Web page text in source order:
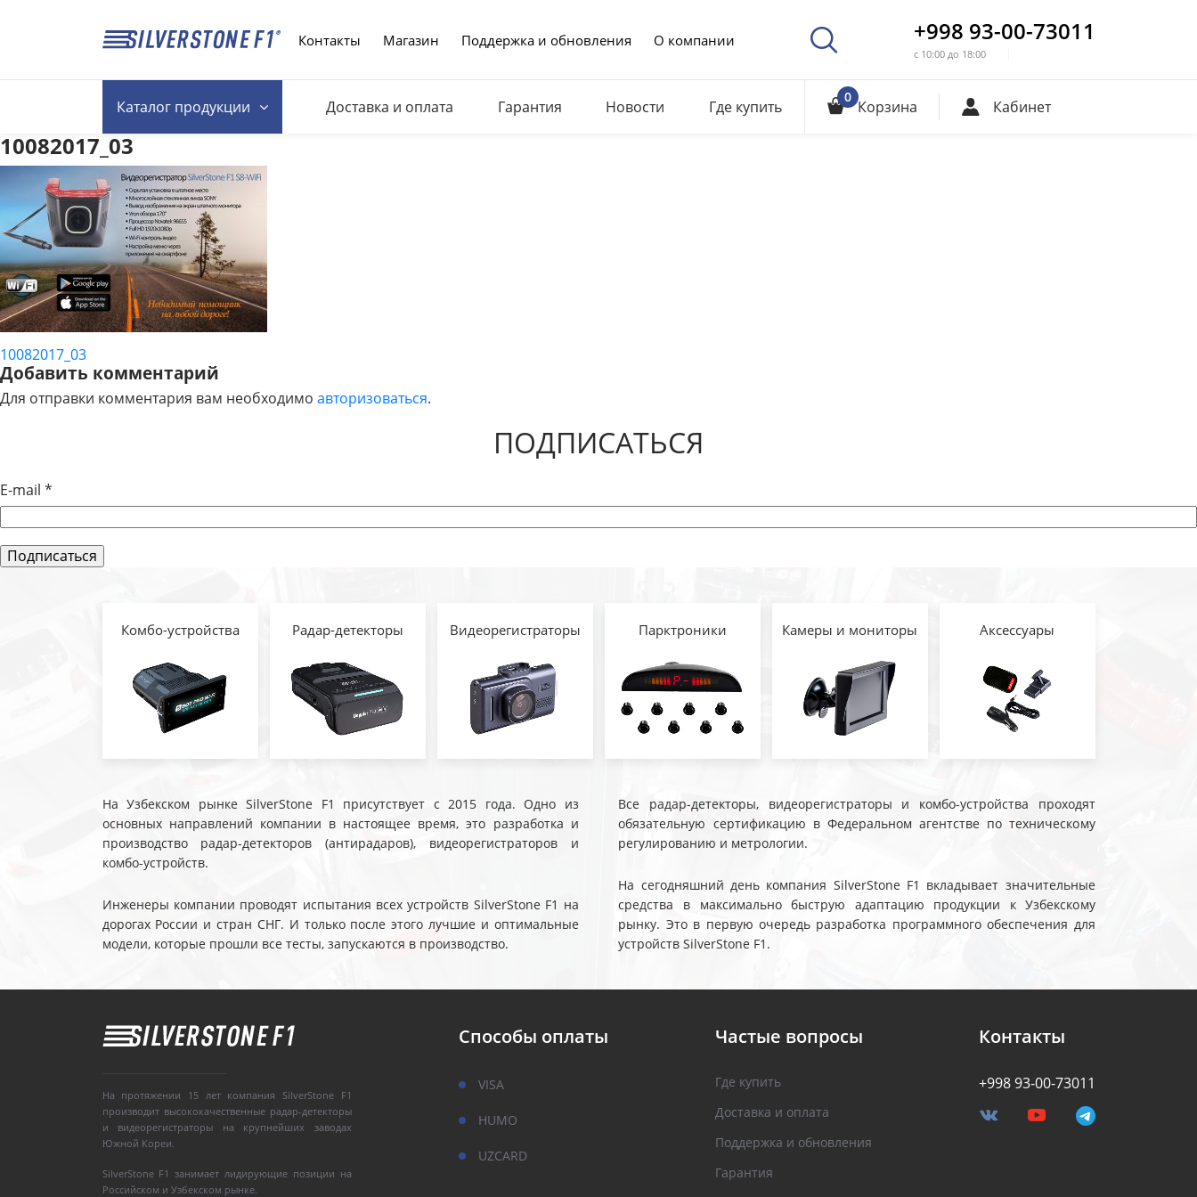
Контакты Магазин Поддержка и обновления О компании +998 93-00-73011
с 10:00 до 18:00
Каталогпродукции Доставка и оплата Гарантия Новости Где купить 0 Корзина Кабинет
10082017_03
НАВИГАЦИЯ
ПО
10082017_03
Добавить комментарий
Для отправки комментария вам необходимо авторизоваться.
ПОДПИСАТЬСЯ
E-mail *
Комбо-устройства Радар-детекторы Видеорегистраторы Парктроники Камеры и мониторы Аксессуары
На Узбекском рынке SilverStone F1 присутствует с 2015 года. Одно из
основных направлений компании в настоящее время, это разработка и
производство радар-детекторов (антирадаров), видеорегистраторов и
комбо-устройств.
Инженеры компании проводят испытания всех устройств SilverStone F1 на
дорогах России и стран СНГ. И только после этого лучшие и оптимальные
модели, которые прошли все тесты, запускаются в производство.
Все радар-детекторы, видеорегистраторы и комбо-устройства проходят
обязательную сертификацию в Федеральном агентстве по техническому
регулированию и метрологии.
На сегодняшний день компания SilverStone F1 вкладывает значительные
средства в максимально быструю адаптацию продукции к Узбекскому
рынку. Это в первую очередь разработка программного обеспечения для
устройств SilverStone F1.
На протяжении 15 лет компания SilverStone F1
производит высококачественные радар-детекторы
и видеорегистраторы на крупнейших заводах
Южной Кореи.
SilverStone F1 занимает лидирующие позиции на
Российском и Узбекском рынке.
Способы оплаты
VISA
HUMO
UZCARD
Частые вопросы
Где купить
Доставка и оплата
Поддержка и обновления
Гарантия
Контакты
+998 93-00-73011